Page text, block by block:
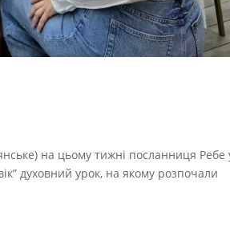
на цьому тижні посланниця Ребе
духовний урок, на якому розпочали